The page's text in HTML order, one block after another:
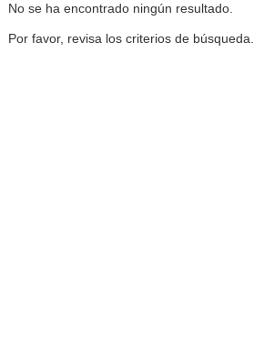
No se ha encontrado ningún resultado.
Por favor, revisa los criterios de búsqueda.